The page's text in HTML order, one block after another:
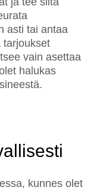
asti tai antaa
tarjoukset
vain asettaa
halukas
kunnes olet